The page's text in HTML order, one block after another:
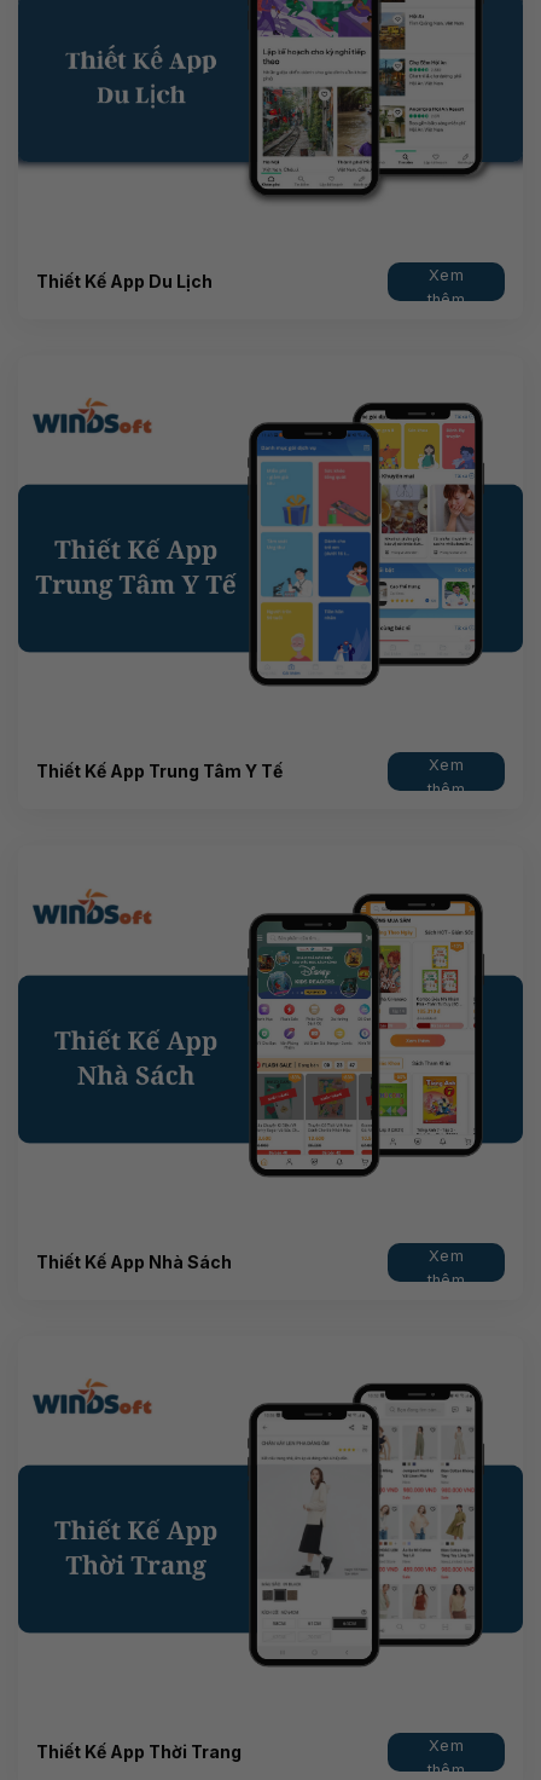
Thiết Kế App Du Lịch
Xem
thêm
Thiết Kế App Trung Tâm Y Tế
Xem
thêm
Thiết Kế App Nhà Sách
Xem
thêm
Thiết Kế App Thời Trang
Xem
thêm